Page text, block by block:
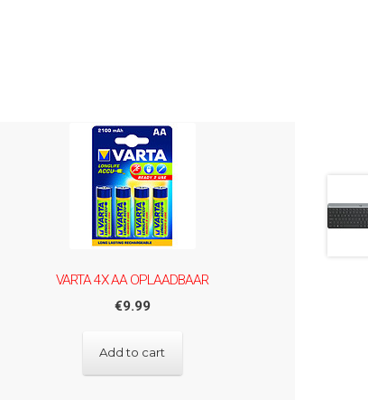
VARTA 4X AA OPLAADBAAR
€9.99
Add to cart